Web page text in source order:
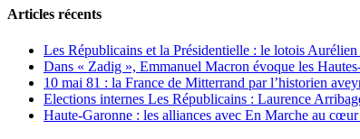
Articles récents
Les Républicains et la Présidentielle : le lotois
Dans « Zadig », Emmanuel Macron évoque les
10 mai 81 : la France de Mitterrand par l’historien
Elections internes Les Républicains : Laurence
Haute-Garonne : les alliances avec En Marche au